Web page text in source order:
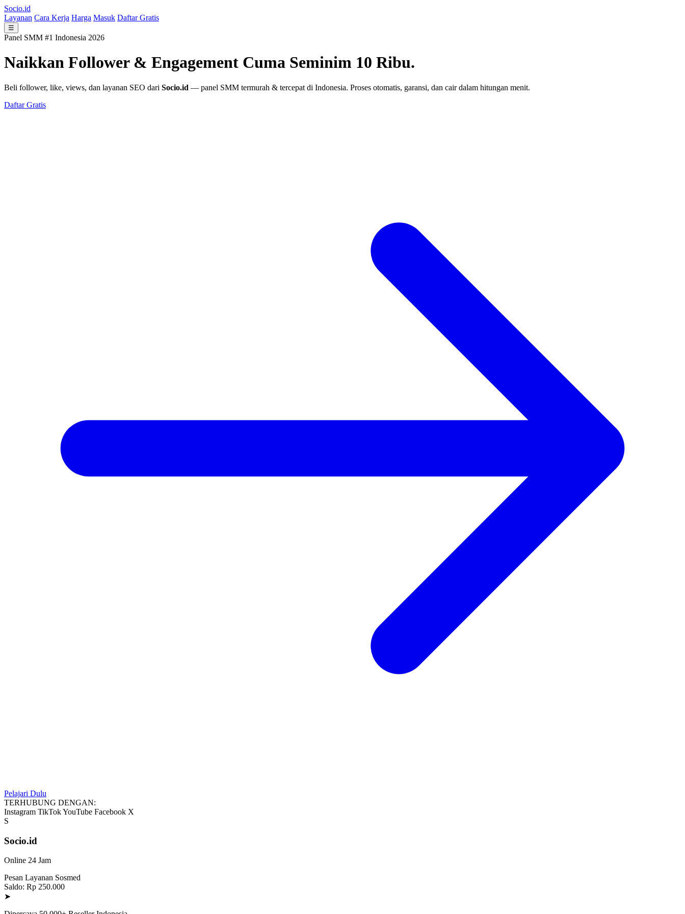
Socio.id
Layanan Cara Kerja Harga Masuk Daftar Gratis
☰
Panel SMM #1 Indonesia 2026
Naikkan Follower & Engagement Cuma Seminim 10 Ribu.
Beli follower, like, views, dan layanan SEO dari Socio.id — panel SMM termurah & tercepat di Indonesia. Proses otomatis, garansi, dan cair dalam hitungan menit.
Daftar Gratis
Pelajari Dulu
TERHUBUNG DENGAN:
Instagram TikTokYouTube Facebook X
S
Socio.id
Online 24 Jam
Pesan Layanan Sosmed
Saldo: Rp 250.000
➤